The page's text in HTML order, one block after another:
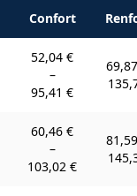
Confort
52,04 €
–
95,41 €
60,46 €
–
103,02 €